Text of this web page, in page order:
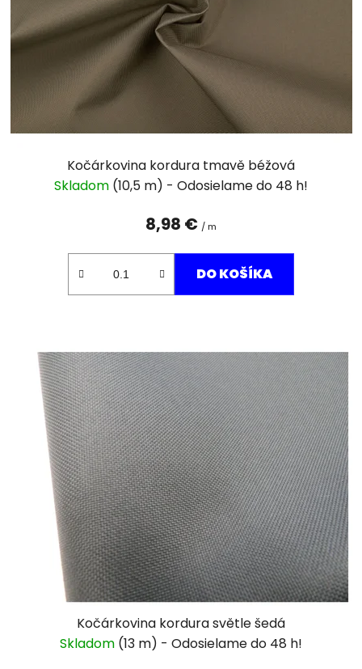
o
d
Kočárkovina kordura tmavě béžová
Skladom (10,5 m)
8,98 € / m
DO KOŠÍKA
Kočárkovina kordura světle šedá
Skladom (13 m)